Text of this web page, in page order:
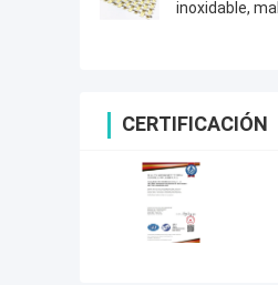
oro
inoxidable,
CERTIFICACIÓN